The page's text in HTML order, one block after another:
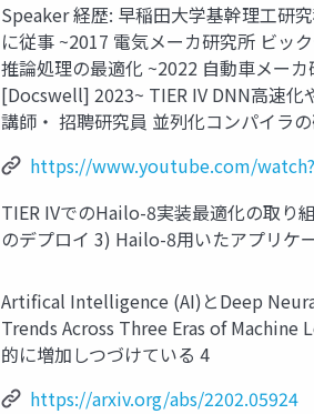
Speaker 経歴: 早稲田大学基幹理工研
に従事 ~2017 電気メーカ研究所 ビッ
推論処理の最適化 ~2022 自動車メー
[Docswell] 2023~ TIER IV DNN高速
講師・ 招聘研究員 並列化コンパイラ
https://www.youtube.com/
TIER IVでのHailo-8実装最適化の取り
のデプロイ 3) Hailo-8用いたアプリケ
Artiﬁcal Intelligence (AI)とDeep
Trends Across Three Eras of
的に増加しつづけている 4
https://arxiv.org/abs/2202.05924